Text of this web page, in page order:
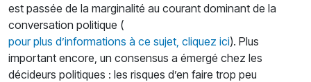
est passée de la marginalité au courant dominant de la
conversation politique (
pour plus d’informations à ce sujet, cliquez ici). Plus
important encore, un consensus a émergé chez les
décideurs politiques : les risques d’en faire trop peu